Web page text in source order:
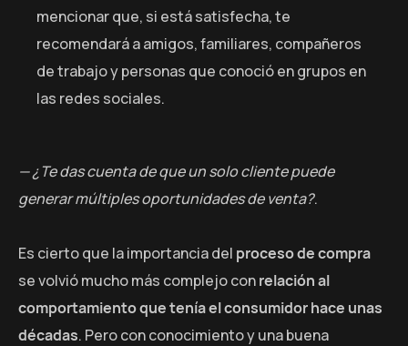
mencionar que, si está satisfecha, te
recomendará a amigos, familiares, compañeros
de trabajo y personas que conoció en grupos en
las redes sociales.
— ¿Te das cuenta de que un solo cliente puede
generar múltiples oportunidades de venta?.
Es cierto que la importancia del proceso de compra
se volvió mucho más complejo conrelación al
comportamiento que tenía el consumidor hace unas
décadas. Pero con conocimiento y una buena